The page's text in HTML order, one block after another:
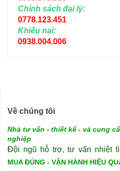
Chính sách đại lý:
0778.123.451
Khiếu nại:
0938.004.006
Về chúng tôi
Nhà tư vấn - thiết kế - và cung
nghiệp
Đội ngũ hỗ trợ, tư vấn nhiệt
MUA ĐÚNG - VẬN HÀNH HIỆU